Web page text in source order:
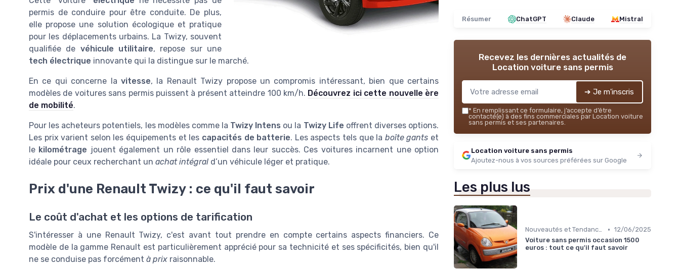
permis de conduire pour être conduite. De plus,
elle propose une solution écologique et pratique
pour les déplacements urbains. La Twizy, souvent
qualifiée de véhicule utilitaire, repose sur une
tech électrique innovante qui la distingue sur le marché.
En ce qui concerne la vitesse, la Renault Twizy propose un compromis intéressant, bien que certains
modèles de voitures sans permis puissent à présent atteindre 100 km/h. Découvrez ici cette nouvelle ère
de mobilité.
Pour les acheteurs potentiels, les modèles comme la Twizy Intens ou la Twizy Life offrent diverses options.
Les prix varient selon les équipements et les capacités de batterie. Les aspects tels que la boîte gants et
le kilométrage jouent également un rôle essentiel dans leur succès. Ces voitures incarnent une option
idéale pour ceux recherchant un achat intégral d’un véhicule léger et pratique.
Prix d'une Renault Twizy : ce qu'il faut savoir
Le coût d'achat et les options de tarification
S'intéresser à une Renault Twizy, c'est avant tout prendre en compte certains aspects financiers. Ce
modèle de la gamme Renault est particulièrement apprécié pour sa technicité et ses spécificités, bien qu'il
ne se conduise pas forcément à prix raisonnable.
Résumer ChatGPT Claude Mistral
Recevez les dernières actualités de
Location voiture sans permis
➔ Je m'inscris
* En remplissant ce formulaire, j’accepte d’être
contacté(e) à des fins commerciales par Location voiture
sans permis et ses partenaires.
Location voiture sans permis
Ajoutez-nous à vos sources préférées sur Google
Les plus lus
Nouveautés et Tendances • 12/06/2025
Voiture sans permis occasion 1500
euros : tout ce qu'il faut savoir